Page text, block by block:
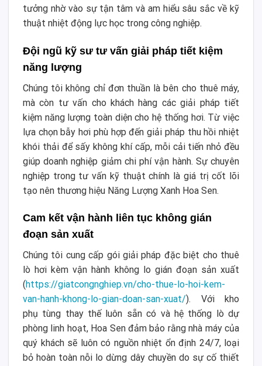
tưởng nhờ vào sự tận tâm và am hiểu sâu sắc về kỹ
thuật nhiệt động lực học trong công nghiệp.
Đội ngũ kỹ sư tư vấn giải pháp tiết kiệm
năng lượng
Chúng tôi không chỉ đơn thuần là bên cho thuê máy,
mà còn tư vấn cho khách hàng các giải pháp tiết
kiệm năng lượng toàn diện cho hệ thống hơi. Từ việc
lựa chọn bẫy hơi phù hợp đến giải pháp thu hồi nhiệt
khói thải để sấy không khí cấp, mỗi cải tiến nhỏ đều
giúp doanh nghiệp giảm chi phí vận hành. Sự chuyên
nghiệp trong tư vấn kỹ thuật chính là giá trị cốt lõi
tạo nên thương hiệu Năng Lượng Xanh Hoa Sen.
Cam kết vận hành liên tục không gián
đoạn sản xuất
Chúng tôi cung cấp gói giải pháp đặc biệt cho thuê
lò hơi kèm vận hành không lo gián đoạn sản xuất
(https://giatcongnghiep.vn/cho-thue-lo-hoi-kem-
van-hanh-khong-lo-gian-doan-san-xuat/). Với kho
phụ tùng thay thế luôn sẵn có và hệ thống lò dự
phòng linh hoạt, Hoa Sen đảm bảo rằng nhà máy của
quý khách sẽ luôn có nguồn nhiệt ổn định 24/7, loại
bỏ hoàn toàn nỗi lo dừng dây chuyền do sự cố thiết